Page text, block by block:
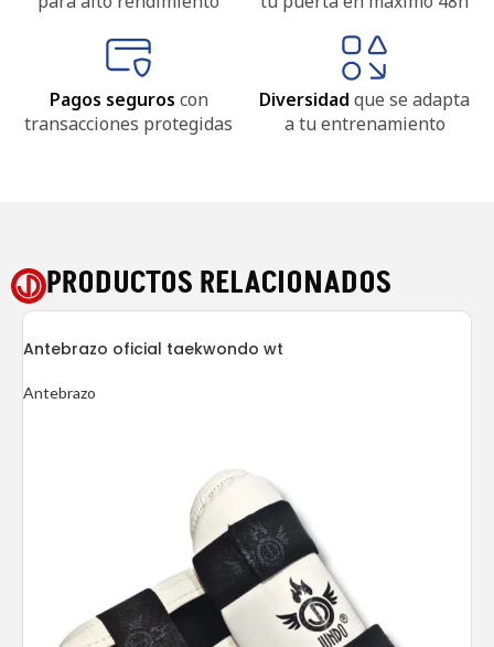
Pagos seguros con
transacciones protegidas
Diversidadque se adapta
a tu entrenamiento
PRODUCTOS RELACIONADOS
Antebrazo oficial taekwondo wt
Antebrazo